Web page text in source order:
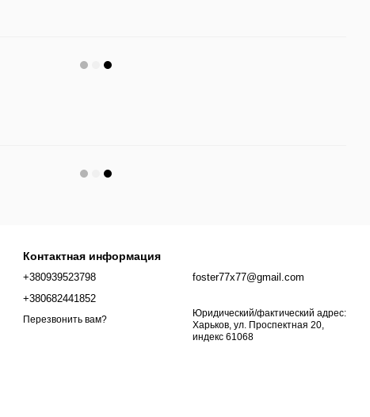
Контактная информация
+380939523798
+380682441852
Перезвонить вам?
foster77x77@gmail.com
Юридический/фактический адрес:
Харьков, ул. Проспектная 20,
индекс 61068